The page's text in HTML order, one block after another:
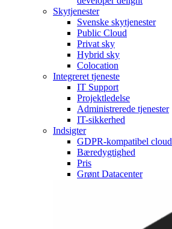
Skytjenester
Svenske skytjenester
Public Cloud
Privat sky
Hybrid sky
Colocation
Integreret tjeneste
IT Support
Projektledelse
Administrerede tjenester
IT-sikkerhed
Indsigter
GDPR-kompatibel cloud
Bæredygtighed
Pris
Grønt Datacenter